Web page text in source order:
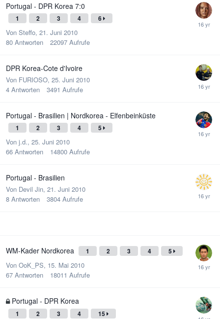
Portugal - DPR Korea 7:0
1 2 3 4 6
Von Steffo, 21. Juni 2010
80 Antworten 22097 Aufrufe
DPR Korea-Cote d'Ivoire
Von FURIOSO, 25. Juni 2010
4 Antworten 3491 Aufrufe
Portugal - Brasilien | Nordkorea - Elfenbeinküste
1 2 3 4 5
Von j.d., 25. Juni 2010
66 Antworten 14800 Aufrufe
Portugal - Brasilien
Von Devil Jin, 21. Juni 2010
8 Antworten 3804 Aufrufe
WM-Kader Nordkorea 1 2 3 4 5
Von OoK_PS, 15. Mai 2010
67 Antworten 18011 Aufrufe
Portugal - DPR Korea
1 2 3 4 15